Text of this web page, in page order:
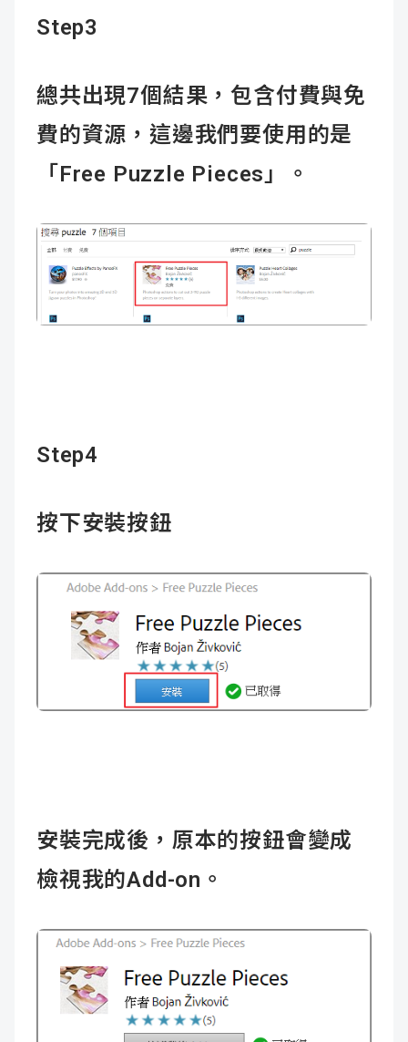
Step3
總共出現7個結果，包含付費與免
費的資源，這邊我們要使用的是
「Free Puzzle Pieces」。
Step4
按下安裝按鈕
安裝完成後，原本的按鈕會變成
檢視我的Add-on。